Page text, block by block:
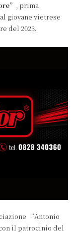
, prima
giovane vietrese
del 2023.
“Antonio
il patrocinio del